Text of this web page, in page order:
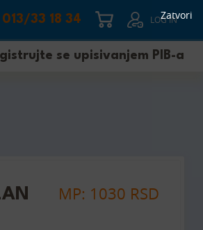
013/33 18 34 LOG IN
se upisivanjem PIB-a
MP: 1030 RSD
Zatvori